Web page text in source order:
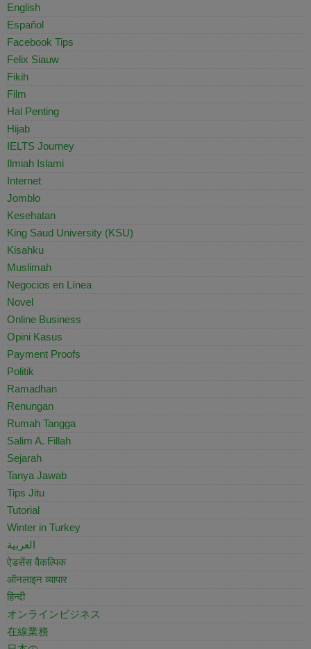
English
Español
Facebook Tips
Felix Siauw
Fikih
Film
Hal Penting
Hijab
IELTS Journey
Ilmiah Islami
Internet
Jomblo
Kesehatan
King Saud University (KSU)
Kisahku
Muslimah
Negocios en Línea
Novel
Online Business
Opini Kasus
Payment Proofs
Politik
Ramadhan
Renungan
Rumah Tangga
Salim A. Fillah
Sejarah
Tanya Jawab
Tips Jitu
Tutorial
Winter in Turkey
العربية
ऐडसेंस वैकल्पिक
ऑनलाइन व्यापार
हिन्दी
オンラインビジネス
在線業務